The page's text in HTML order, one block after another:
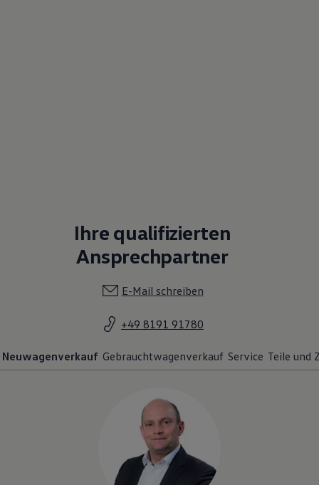
Ihre qualifizierten
Ansprechpartner
E-Mail schreiben
+49 8191 91780
Neuwagenverkauf Gebrauchtwagenverkauf Service Teile und